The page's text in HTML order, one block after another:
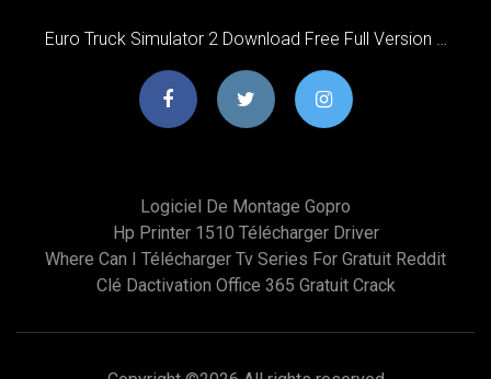
Euro Truck Simulator 2 Download Free Full Version …
Logiciel De Montage Gopro
Hp Printer 1510 Télécharger Driver
Where Can I Télécharger Tv Series For Gratuit Reddit
Clé Dactivation Office 365 Gratuit Crack